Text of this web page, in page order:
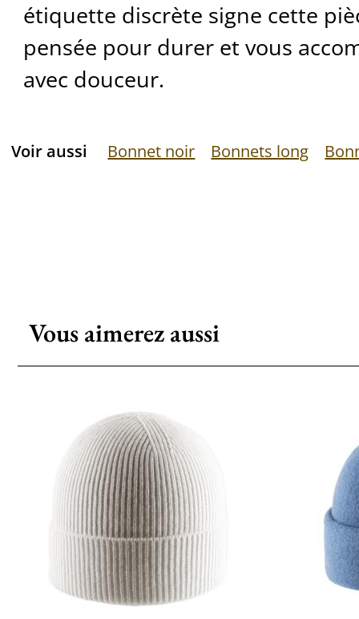
étiquette discrète signe cette
pensée pour durer et vous
avec douceur.
Voir aussi Bonnet noir Bonnets long
Vous aimerez aussi